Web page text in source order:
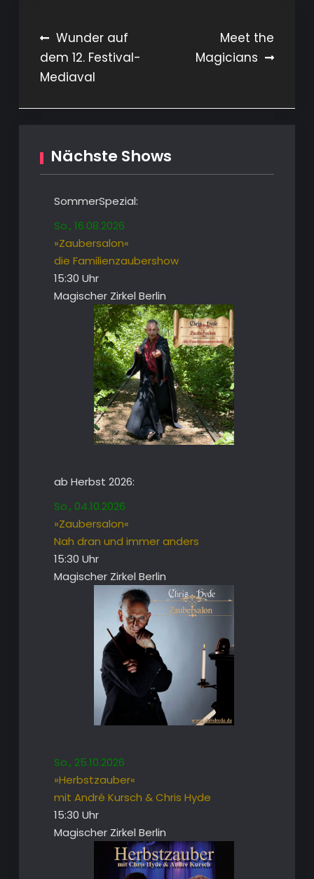
Beitragsnavigation
Wunder auf
dem 12. Festival-
Mediaval
Meet the
Magicians
Nächste Shows
SommerSpezial:
So., 16.08.2026
»Zaubersalon«
die Familienzaubershow
15:30 Uhr
Magischer Zirkel Berlin
ab Herbst 2026:
So., 04.10.2026
»Zaubersalon«
Nah dran und immer anders
15:30 Uhr
Magischer Zirkel Berlin
So., 25.10.2026
»Herbstzauber«
mit André Kursch & Chris Hyde
15:30 Uhr
Magischer Zirkel Berlin